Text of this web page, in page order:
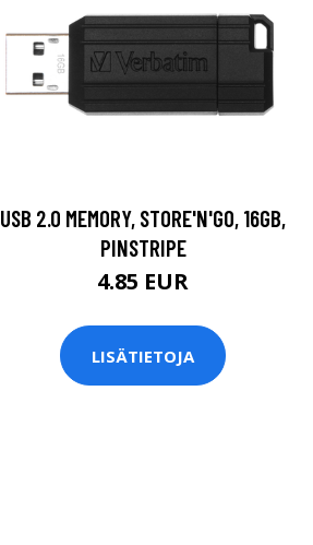
USB 2.0 MEMORY, STORE'N'GO, 16GB,
PINSTRIPE
4.85 EUR
LISÄTIETOJA